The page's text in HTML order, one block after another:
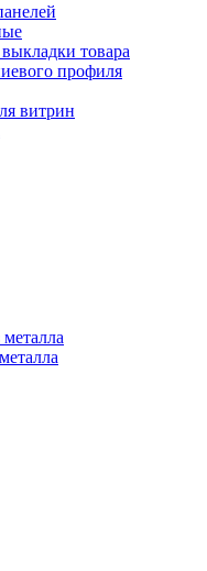
товара
профиля
витрин